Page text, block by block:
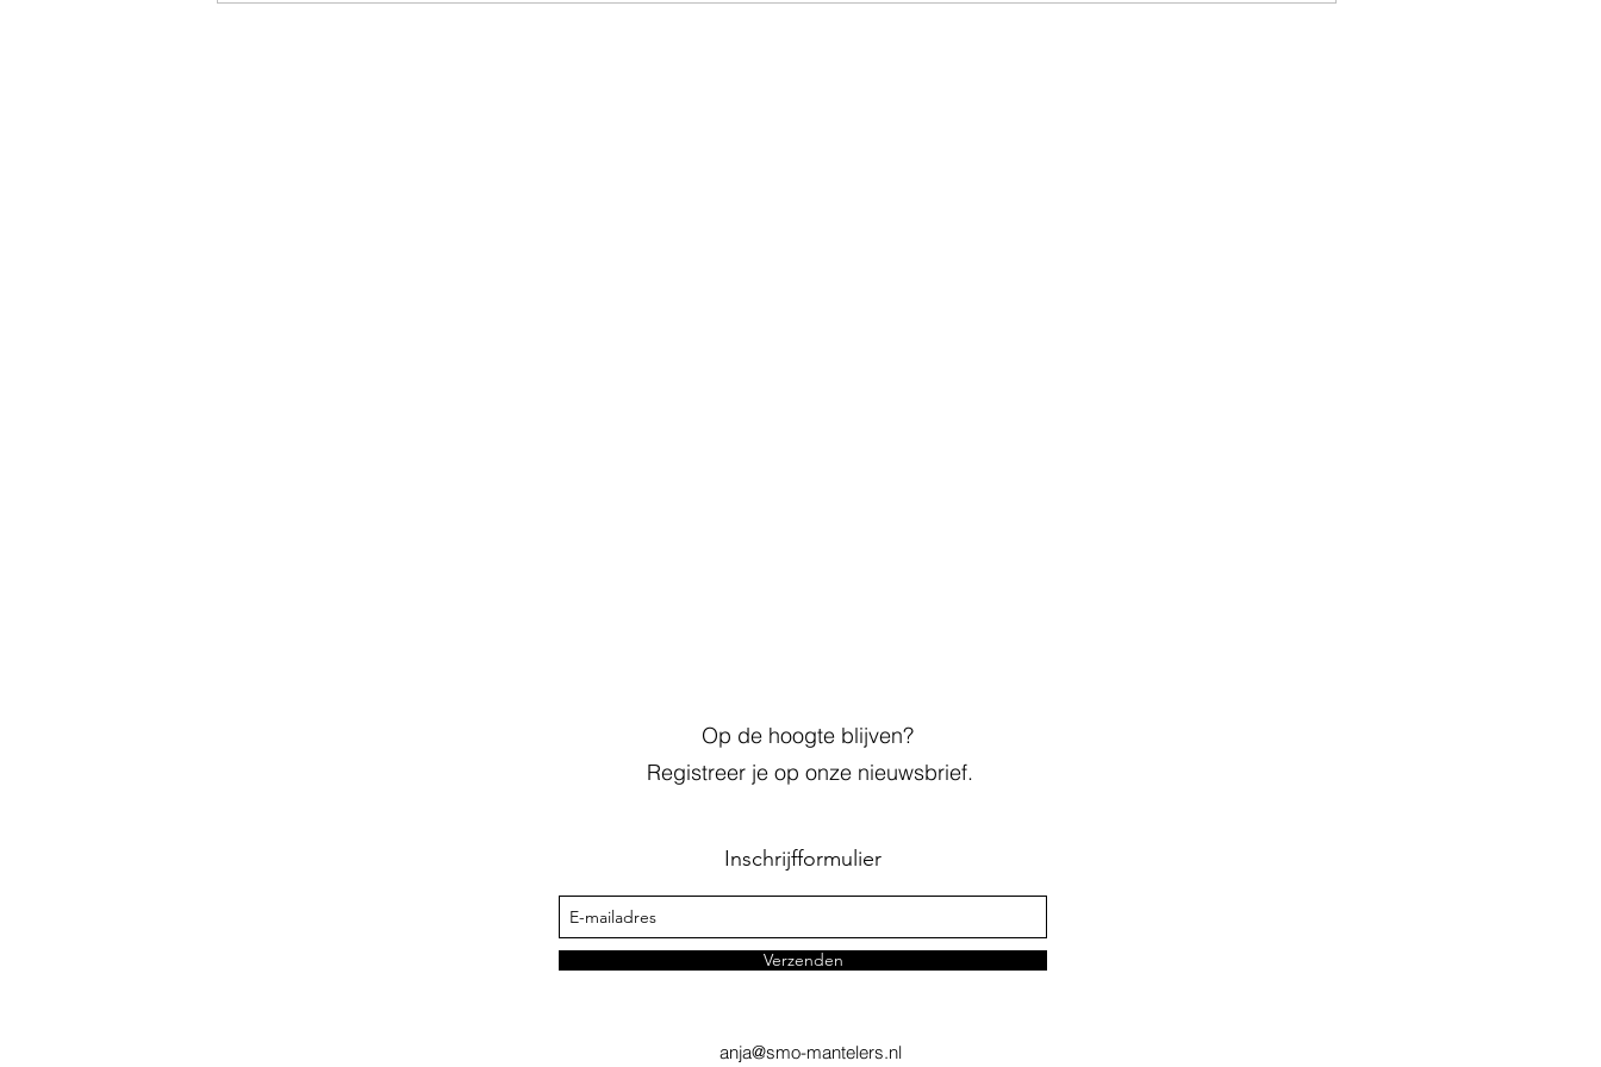
Op de hoogte blijven?
Registreer je op onze nieuwsbrief.
Inschrijfformulier
Verzenden
anja@smo-mantelers.nl